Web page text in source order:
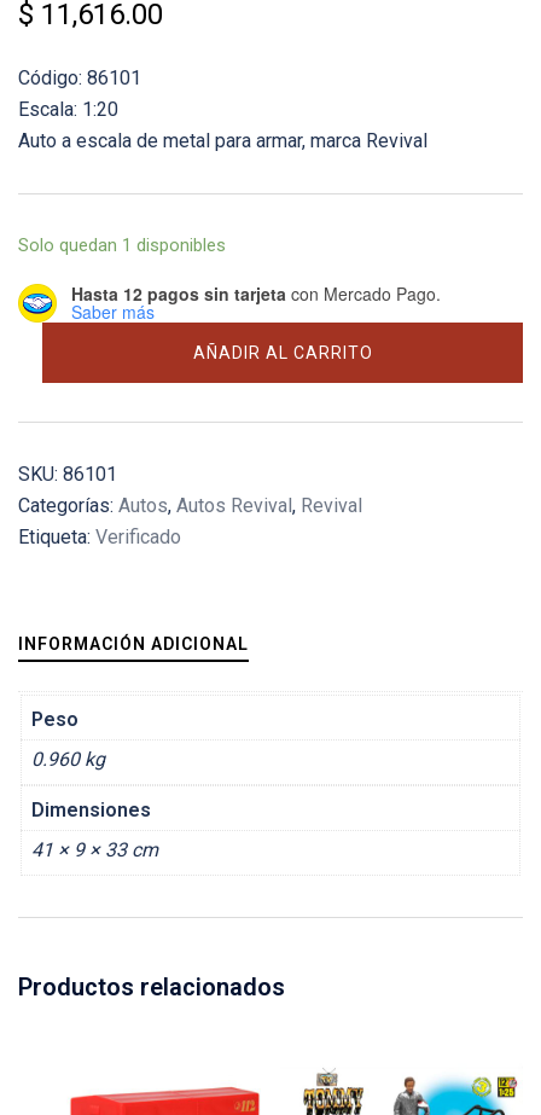
$ 11,616.00
Código: 86101
Escala: 1:20
Auto a escala de metal para armar, marca Revival
Solo quedan 1 disponibles
Hasta 12 pagos sin tarjeta con Mercado Pago.
Saber más
(1951)
cantidad
AÑADIR AL CARRITO
SKU: 86101
Categorías: Autos, Autos Revival, Revival
Etiqueta: Verificado
INFORMACIÓN ADICIONAL
Peso
0.960 kg
Dimensiones
41 × 9 × 33 cm
Productos relacionados